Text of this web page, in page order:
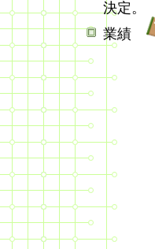
決定。
業績